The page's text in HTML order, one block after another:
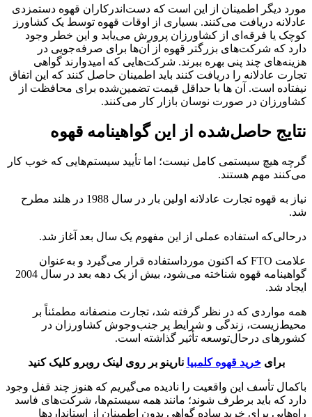
مورد دیگر اطمینان از این است که دست‌اندرکاران قهوه دستمزدی
عادلانه دریافت می‌کنند. بسیاری از اوقات قهوه توسط یک کشاورز
کوچک یا فرقه‌ای از کشاورزان پرورش می‌یابد و این خطر وجود
دارد که شرکت‌های بزرگتر قهوه از آن‌ها برای صرفه‌جویی در
هزینه‌های چند پنی بهره ببرند. شرکت‌هایی که امیدوارند گواهی
تجارت عادلانه را دریافت کنند باید اطمینان حاصل کنند که این اتفاق
نیفتاده است. آن ها با حداقل قیمت تضمین‌شده برای محافظت از
کشاورزان در صورت نوسان بازار کار می‌کنند.
نتایج حاصل‌شده از این گواهینامه قهوه
گرچه هیچ سیستمی کامل نیست؛ اما تأیید سیستم‌هایی که خوب کار
می‌کنند مهم هستند.
نیاز به قهوه تجارت عادلانه اولین بار در سال 1988 در هلند مطرح
شد.
درحالی‌که استفاده عملی از این مفهوم یک سال بعد آغاز شد.
علامت FTO که اکنون مورداستفاده قرار می‌گیرد و به‌عنوان
گواهینامه قهوه شناخته می‌شود، بیش از یک دهه بعد در سال 2004
ایجاد شد.
همه مواردی که در نظر گرفته شد، تجارت منصفانه مطمئناً بر
محیط‌زیست، زندگی و شرایط پر جنب‌وجوش کشاورزان در
کشورهای درحال‌توسعه تأثیر گذاشته است.
برایخرید قهوه کلمبیا نارینو بر روی لینک روبرو کلیک کنید
باکمال تأسف این واقعیت را نادیده می‌گیریم که هنوز چند قفل وجود
دارد که باید برطرف شوند؛ مانند همه سیستم‌ها، شرکت‌های فاسد
راه‌هایی برای خرید ساده گواهی بدون اطمینان از استانداردها